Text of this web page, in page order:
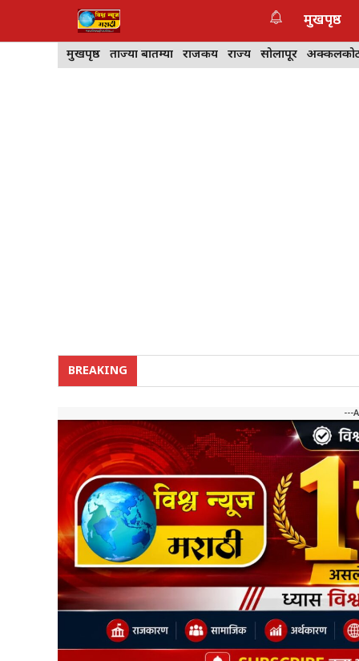
मुखपृष्ठ
मुखपृष्ठ ताज्या बातम्या राजकीय राज्य सोलापूर
BREAKING
---